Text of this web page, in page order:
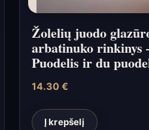
Žolelių juodo
arbatinuko rinkinys
Puodelis ir du
14.30 €
Į krepšelį